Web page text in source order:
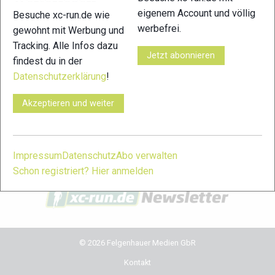
xc-run.de in den sozialen Netzwerken
facebookinstagramyoutubeuser-
circle
xc-run.de Newsletter Anmeldung
dich für unseren Newsletter an. Während der Saison erhältst
du damit regelmäßig die wichtigsten News und Themen in
dein Postfach. Einfach hier anmelden:
© 2026 Felgenhauer Medien GbR
Kontakt
Besuche xc-run.de wie
gewohnt mit Werbung und
Tracking. Alle Infos dazu
findest du in der
Datenschutzerklärung!
Akzeptieren und weiter
eigenem Account und völlig
werbefrei.
Jetzt abonnieren
ImpressumDatenschutzAbo verwalten
Schon registriert? Hier anmelden